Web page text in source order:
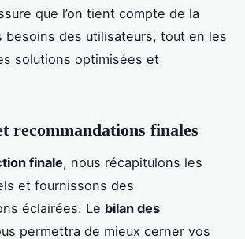
que l’on tient compte de la
besoins des utilisateurs, tout en les
solutions optimisées et
recommandations finales
finale, nous récapitulons les
et fournissons des
éclairées. Le bilan des
permettra de mieux cerner vos